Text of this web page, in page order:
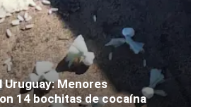
Menores
14 bochitas de cocaína